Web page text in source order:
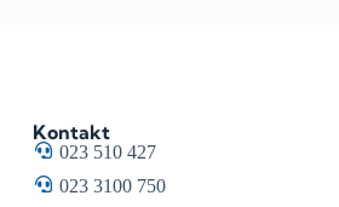
Kontakt
023 510 427
023 3100 750